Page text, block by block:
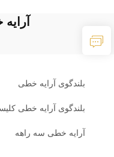
بلندگوی آرایه خطی
بلندگوی آرایه خطی
آرایه خطی سه راهه